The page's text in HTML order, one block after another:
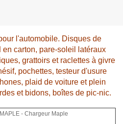
l'automobile. Disques de
carton, pare-soleil latéraux
grattoirs et raclettes à givre
pochettes, testeur d'usure
plaid de voiture et plein
et bidons, boîtes de pic-nic.
- Chargeur Maple